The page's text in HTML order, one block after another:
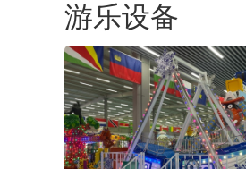
游乐设备